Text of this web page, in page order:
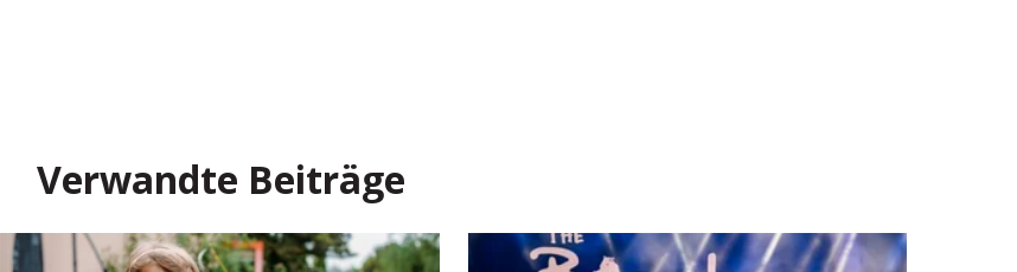
Verwandte Beiträge